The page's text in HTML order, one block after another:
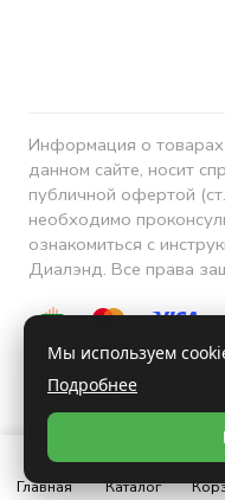
Информация о
данном сайте, носит
публичной офертой
необходимо
ознакомиться с
Диалэнд. Все права
Конфиденциальность
Главная Каталог
Мы используем
Подробнее